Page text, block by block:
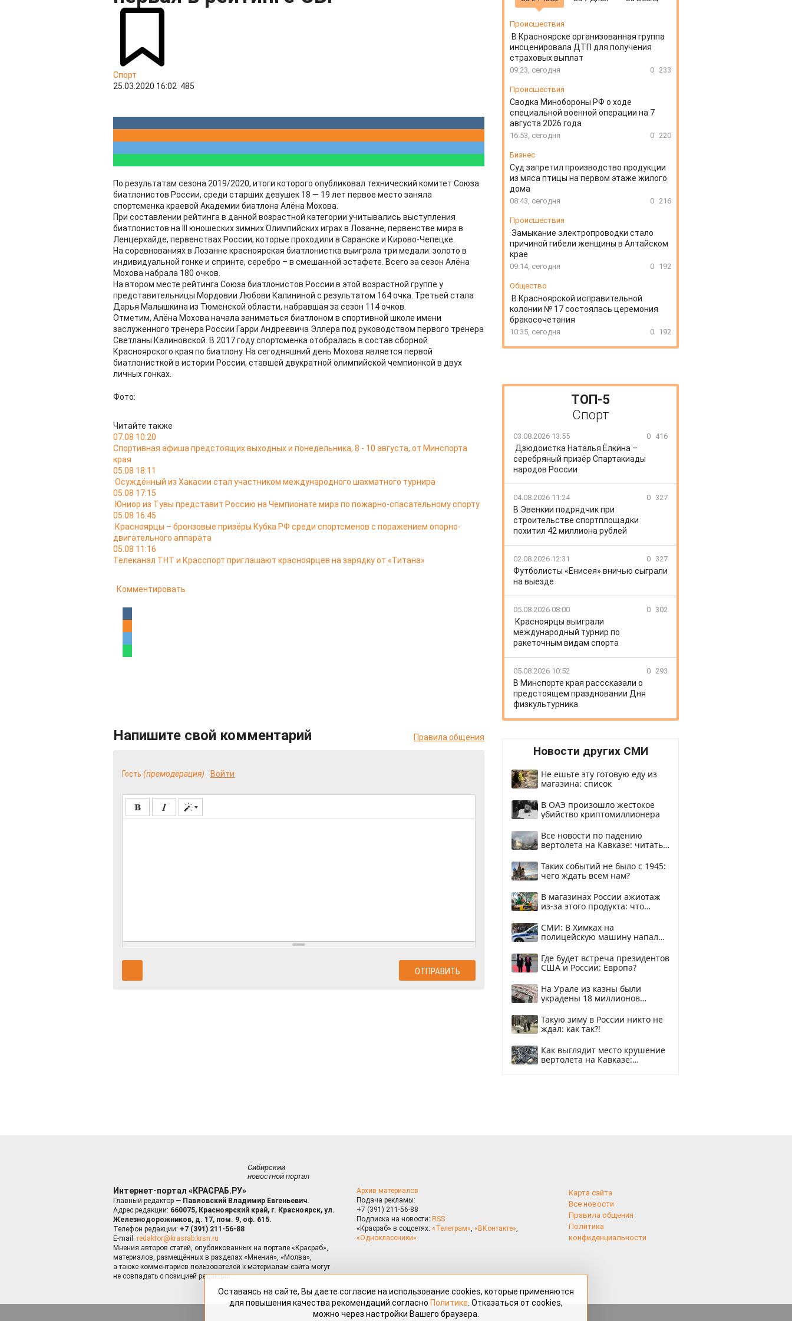
Спорт
25.03.2020 16:02 485
По результатам сезона 2019/2020, итоги которого опубликовал технический комитет Союза
биатлонистов России, среди старших девушек 18 — 19 лет первое место заняла
спортсменка краевой Академии биатлона Алёна Мохова.
При составлении рейтинга в данной возрастной категории учитывались выступления
биатлонистов на III юношеских зимних Олимпийских играх в Лозанне, первенстве мира в
Ленцерхайде, первенствах России, которые проходили в Саранске и Кирово-Чепецке.
На соревнованиях в Лозанне красноярская биатлонистка выиграла три медали: золото в
индивидуальной гонке и спринте, серебро – в смешанной эстафете. Всего за сезон Алёна
Мохова набрала 180 очков.
На втором месте рейтинга Союза биатлонистов России в этой возрастной группе у
представительницы Мордовии Любови Калининой с результатом 164 очка. Третьей стала
Дарья Малышкина из Тюменской области, набравшая за сезон 114 очков.
Отметим, Алёна Мохова начала заниматься биатлоном в спортивной школе имени
заслуженного тренера России Гарри Андреевича Эллера под руководством первого тренера
Светланы Калиновской. В 2017 году спортсменка отобралась в состав сборной
Красноярского края по биатлону. На сегодняшний день Мохова является первой
биатлонисткой в истории России, ставшей двукратной олимпийской чемпионкой в двух
личных гонках.
Фото:
Читайте также
07.08 10:20
Спортивная афиша предстоящих выходных и понедельника, 8 - 10 августа, от Минспорта
края
05.08 18:11
Осуждённый из Хакасии стал участником международного шахматного турнира
05.08 17:15
Юниор из Тувы представит Россию на Чемпионате мира по пожарно-спасательному спорту
05.08 16:45
Красноярцы – бронзовые призёры Кубка РФ среди спортсменов с поражением опорно-
двигательного аппарата
05.08 11:16
Телеканал ТНТ и Красспорт приглашают красноярцев на зарядку от «Титана»
Комментировать
Напишите свой комментарий Правила общения
Гость (премодерация) Войти
Происшествия
В Красноярске организованная группа
инсценировала ДТП для получения
страховых выплат
09:23, сегодня 0 233
Происшествия
Сводка Минобороны РФ о ходе
специальной военной операции на 7
августа 2026 года
16:53, сегодня 0 220
Бизнес
Суд запретил производство продукции
из мяса птицы на первом этаже жилого
дома
08:43, сегодня 0 216
Происшествия
Замыкание электропроводки стало
причиной гибели женщины в Алтайском
крае
09:14, сегодня 0 192
Общество
В Красноярской исправительной
колонии № 17 состоялась церемония
бракосочетания
10:35, сегодня 0 192
ТОП-5
Спорт
03.08.2026 13:55 0 416
Дзюдоистка Наталья Ёлкина –
серебряный призёр Спартакиады
народов России
04.08.2026 11:24 0 327
В Эвенкии подрядчик при
строительстве спортплощадки
похитил 42 миллиона рублей
02.08.2026 12:31 0 327
Футболисты «Енисея» вничью сыграли
на выезде
05.08.2026 08:00 0 302
Красноярцы выиграли
международный турнир по
ракеточным видам спорта
05.08.2026 10:52 0 293
В Минспорте края расссказали о
предстоящем праздновании Дня
физкультурника
Новости других СМИ
Не ешьте эту готовую еду из
магазина: список
В ОАЭ произошло жестокое
убийство криптомиллионера
Все новости по падению
вертолета на Кавказе: читать
Таких событий не было с 1945:
чего ждать всем нам?
В магазинах России ажиотаж
из-за этого продукта: что
СМИ: В Химках на
полицейскую машину напали
Где будет встреча президентов
США и России: Европа?
На Урале из казны были
украдены 18 миллионов
Такую зиму в России никто не
ждал: как так?!
Как выглядит место крушение
вертолета на Кавказе:
Сибирский
новостной портал
Интернет-портал «КРАСРАБ.РУ»
Главный редактор — Павловский Владимир Евгеньевич.
Адрес редакции: 660075, Красноярский край, г. Красноярск, ул.
Железнодорожников, д. 17, пом. 9, оф. 615.
Телефон редакции: +7 (391) 211-56-88
E-mail: redaktor@krasrab.krsn.ru
Мнения авторов статей, опубликованных на портале «Красраб»,
материалов, размещённых в разделах «Мнения», «Молва»,
а также комментариев пользователей к материалам сайта могут
не совпадать с позицией редакции.
Архив материалов
Подача рекламы:
+7 (391) 211-56-88
Подписка на новости: RSS
«Красраб» в соцсетях: «Телеграм», «ВКонтакте»,
«Одноклассники»
Карта сайта
Все новости
Правила общения
Политика
конфиденциальности
для повышения качества рекомендаций согласноПолитике. Отказаться от cookies,
можно через настройки Вашего браузера.